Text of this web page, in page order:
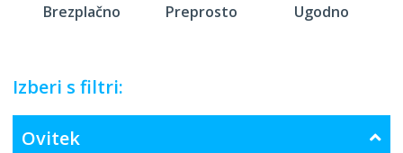
Brezplačno Preprosto Ugodno
Izberi s filtri:
Ovitek